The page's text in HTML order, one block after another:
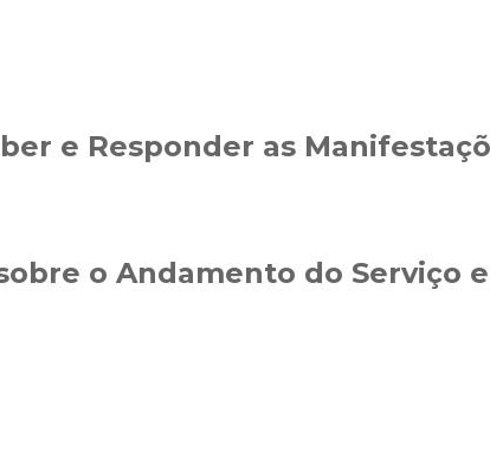
e Responder as
o Andamento do Serviço